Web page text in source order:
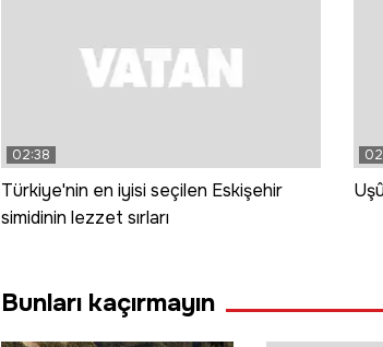
02:38
Türkiye'nin en iyisi seçilen Eskişehir
simidinin lezzet sırları
Bunları kaçırmayın